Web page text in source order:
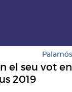
Palamós
el seu vot en
2019